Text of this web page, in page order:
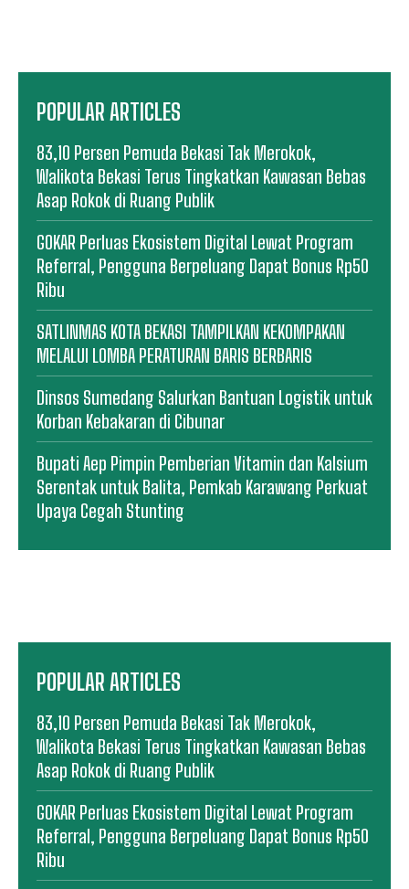
POPULAR ARTICLES
83,10 Persen Pemuda Bekasi Tak Merokok,
Walikota Bekasi Terus Tingkatkan Kawasan Bebas
Asap Rokok di Ruang Publik
GOKAR Perluas Ekosistem Digital Lewat Program
Referral, Pengguna Berpeluang Dapat Bonus Rp50
Ribu
SATLINMAS KOTA BEKASI TAMPILKAN KEKOMPAKAN
MELALUI LOMBA PERATURAN BARIS BERBARIS
Dinsos Sumedang Salurkan Bantuan Logistik untuk
Korban Kebakaran di Cibunar
Bupati Aep Pimpin Pemberian Vitamin dan Kalsium
Serentak untuk Balita, Pemkab Karawang Perkuat
Upaya Cegah Stunting
POPULAR ARTICLES
83,10 Persen Pemuda Bekasi Tak Merokok,
Walikota Bekasi Terus Tingkatkan Kawasan Bebas
Asap Rokok di Ruang Publik
GOKAR Perluas Ekosistem Digital Lewat Program
Referral, Pengguna Berpeluang Dapat Bonus Rp50
Ribu